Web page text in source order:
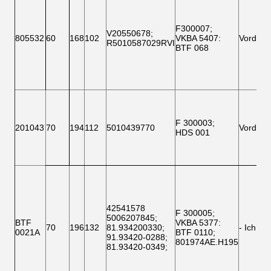
805532 60 168102 V20550678;
R5010587029RVI
F300007;
VKBA 5407:
BTF 068
201043 70 194112 5010439770 F 300003;
HDS 001
BTF
0021A
70 196132
42541578
5006207845;
81.934200330;
91.93420-0288;
81.93420-0349;
F 300005;
VKBA 5377:
BTF 0110;
801974AE.H195
- Ich